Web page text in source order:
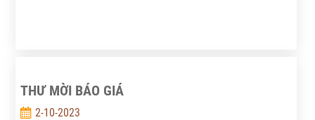
THƯ MỜI BÁO GIÁ
2-10-2023